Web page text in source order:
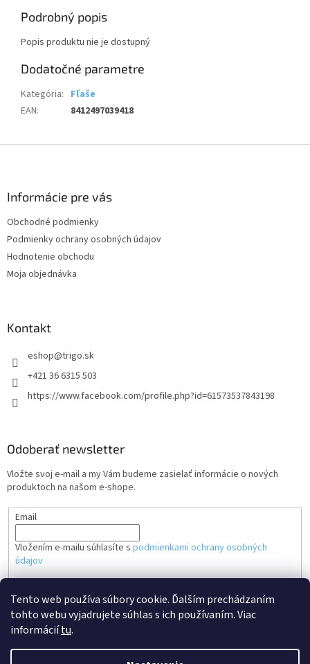
Tento web používa súbory cookie. Ďalším prechádzaním
tohto webu vyjadrujete súhlas s ich používaním. Viac
informáciítu.
Podrobný popis
Popis produktu nie je dostupný
Dodatočné parametre
Kategória: Fľaše
EAN: 8412497039418
Informácie pre vás
Obchodné podmienky
Podmienky ochrany osobných údajov
Hodnotenie obchodu
Moja objednávka
Kontakt
eshop@trigo.sk
+421 36 6315 503
https://www.facebook.com/profile.php?id=61573537843198
Odoberať newsletter
Vložte svoj e-mail a my Vám budeme zasielať informácie o nových
produktoch na našom e-shope.
Email
Vložením e-mailu súhlasíte s podmienkami ochrany osobných
údajov
PRIHLÁSIŤ SA